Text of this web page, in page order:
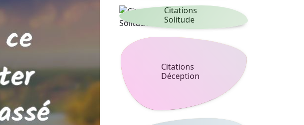
Citations
Solitude
Citations
Déception